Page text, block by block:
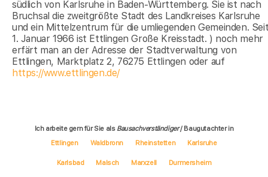
südlich von Karlsruhe in Baden-Württemberg. Sie ist nach
Bruchsal die zweitgrößte Stadt des Landkreises Karlsruhe
und ein Mittelzentrum für die umliegenden Gemeinden.
1. Januar 1966 ist Ettlingen Große Kreisstadt. ) noch mehr
erfärt man an der Adresse der Stadtverwaltung von
Ettlingen, Marktplatz 2, 76275 Ettlingen oder auf
https://www.ettlingen.de/
Ich arbeite gern für Sie als Bausachverständiger/ Baugutachter in
Ettlingen
Waldbronn Rheinstetten Karlsruhe
Karlsbad Malsch Marxzell Durmersheim